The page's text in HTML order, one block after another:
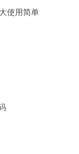
使用简单